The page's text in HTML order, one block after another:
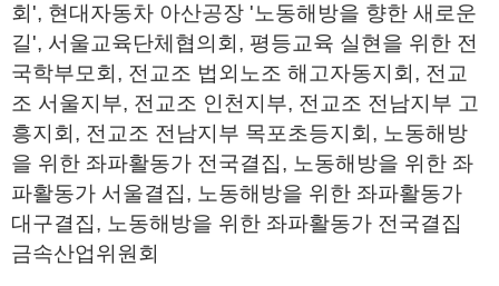
회', 현대자동차 아산공장 '노동해방을 향한 새로운
길', 서울교육단체협의회, 평등교육 실현을 위한 전
국학부모회, 전교조 법외노조 해고자동지회, 전교
조 서울지부, 전교조 인천지부, 전교조 전남지부 고
흥지회, 전교조 전남지부 목포초등지회, 노동해방
을 위한 좌파활동가 전국결집, 노동해방을 위한 좌
파활동가 서울결집, 노동해방을 위한 좌파활동가
대구결집, 노동해방을 위한 좌파활동가 전국결집
금속산업위원회